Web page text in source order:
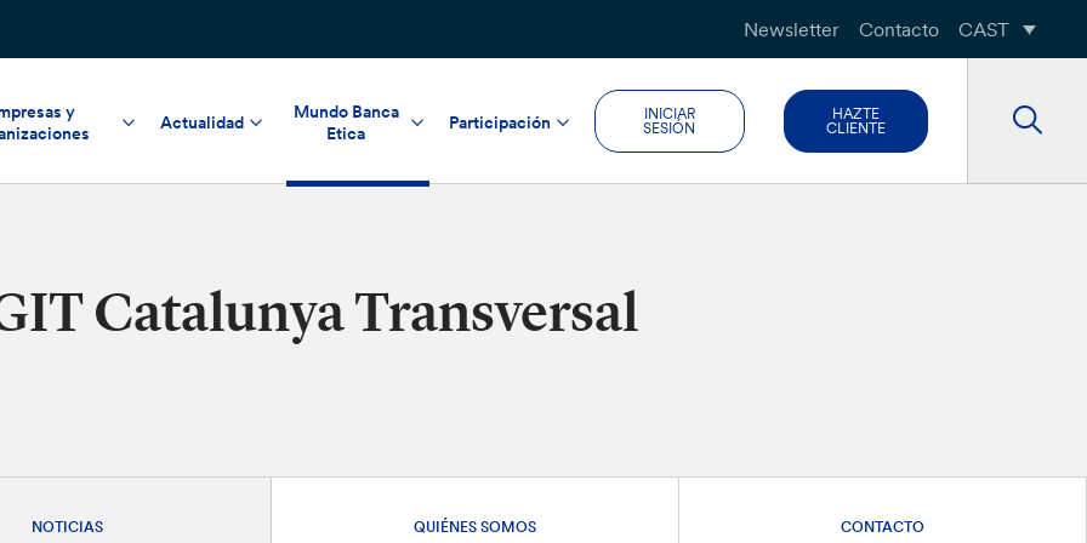
Newsletter Contacto CAST
y
Actualidad
Mundo Banca
Etica
Participación
INICIAR
SESIÓN
HAZTE
CLIENTE
Catalunya Transversal
NOTICIAS QUIÉNES SOMOS CONTACTO